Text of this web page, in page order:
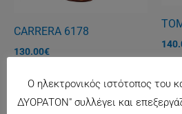
CARRERA 6178
130.00€
Ο ηλεκτρονικός ιστότοπος του
ΔΥΟΡΑΤΟΝ" συλλέγει και